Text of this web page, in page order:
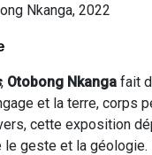
Nkanga, 2022
, Otobong Nkanga fait
et la terre, corps
cette exposition
le geste et la